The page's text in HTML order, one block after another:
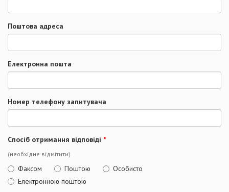
Поштова адреса
Електронна пошта
Номер телефону запитувача
Спосіб отримання відповіді *
(необхідне відмітити)
Факсом Поштою
Особисто
Електронною поштою